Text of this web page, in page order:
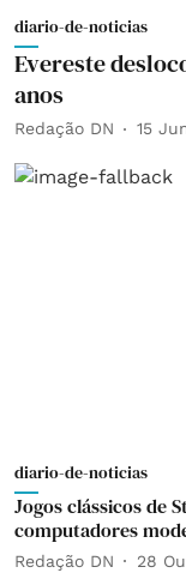
diario-de-noticias
Evereste
anos
Redação DN 15
diario-de-noticias
Jogos clássicos de
computadores
Redação DN 28